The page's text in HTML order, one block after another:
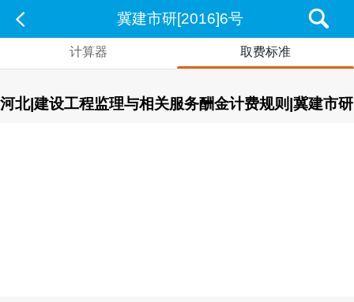
冀建市研[2016]6号
计算器 取费标准
河北|建设工程监理与相关服务酬金计费规则|冀建市